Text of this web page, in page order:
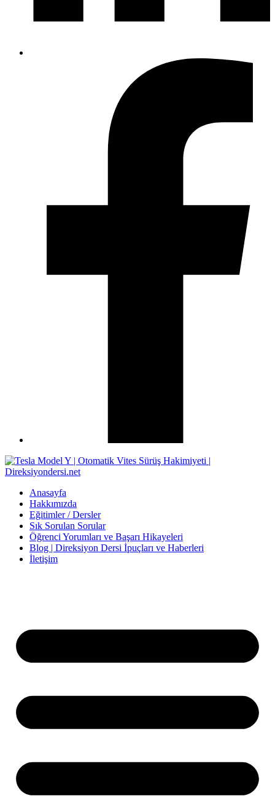
Anasayfa
Hakkımızda
Eğitimler / Dersler
Sık Sorulan Sorular
Öğrenci Yorumları ve Başarı Hikayeleri
Blog | Direksiyon Dersi İpuçları ve Haberleri
İletişim